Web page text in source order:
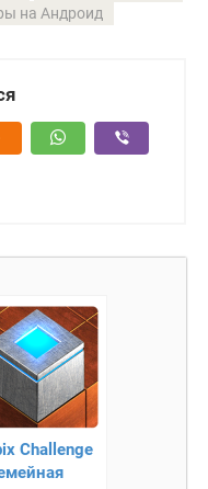
на Андроид
Challenge